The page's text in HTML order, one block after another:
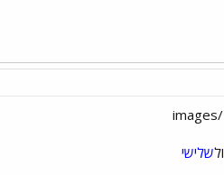
ולשלישי